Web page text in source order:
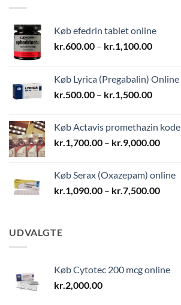
Køb efedrin tablet online
kr.600.00 – kr.1,100.00
Køb Lyrica (Pregabalin) Online
kr.500.00 – kr.1,500.00
Køb Actavis promethazin
kr.1,700.00 – kr.9,000.00
Køb Serax (Oxazepam) online
kr.1,090.00 – kr.7,500.00
UDVALGTE
Køb Cytotec 200 mcg online
kr. 2,000.00